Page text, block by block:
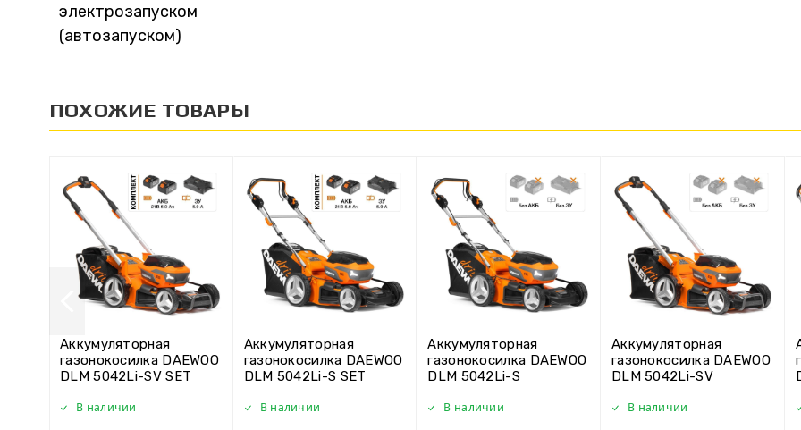
электрозапуском
(автозапуском)
ПОХОЖИЕ ТОВАРЫ
Аккумуляторная
газонокосилка DAEWOO
DLM 5042Li-SV SET
В наличии
Аккумуляторная
газонокосилка DAEWOO
DLM 5042Li-S SET
В наличии
Аккумуляторная
газонокосилка DAEWOO
DLM 5042Li-S
В наличии
Аккумуляторная
газонокосилка DAEWOO
DLM 5042Li-SV
В наличии